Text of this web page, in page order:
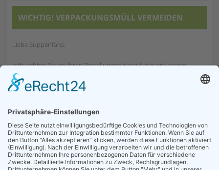
WICHTIG! VERPACKUNGSMÜLL VERMEIDEN
Liebe Suppenfans,
bitte achten Sie bei Ihren Bestellungen darauf, das wir unsere
Suppen immer
oder 12 Dosen à 400g pro Paket. Wenn Sie 7, 13 oder 19 Dosen
mit sehr viel Verpackungsmüll schützen, damit sie nicht beschädigt
Wir möchten Ihnen und der Umwelt zuliebe sowenig wie
möglich an Verpackungsmüll mit in die Pakete legen.